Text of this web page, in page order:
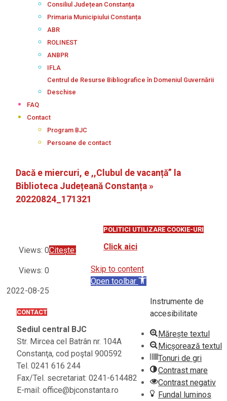
Consiliul Județean Constanța
Primaria Municipiului Constanța
ABR
ROLINEST
ANBPR
IFLA
Centrul de Resurse Bibliografice în Domeniul Guvernării
Deschise
FAQ
Contact
Program BJC
Persoane de contact
Dacă e miercuri, e ,,Clubul de vacanță” la
Biblioteca Județeană Constanța »
20220824_171321
Views: 0Citește:
Views: 0
2022-08-25
POLITICI UTILIZARE COOKIE-URI
Click aici
CONTACT
Sediul central BJC
Str. Mircea cel Batrân nr. 104A
Constanţa, cod poştal 900592
Tel. 0241 616 244
Fax/Tel. secretariat: 0241-614482
E-mail: office@bjconstanta.ro
Skip to content
Open toolbar
Instrumente de
accesibilitate
Mărește textul
Micșorează textul
Tonuri de gri
Contrast mare
Contrast negativ
Fundal luminos